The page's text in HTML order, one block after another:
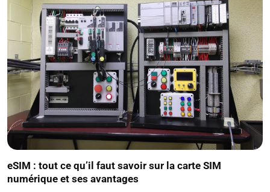
eSIM : tout ce qu’il faut savoir sur la carte SIM
numérique et ses avantages